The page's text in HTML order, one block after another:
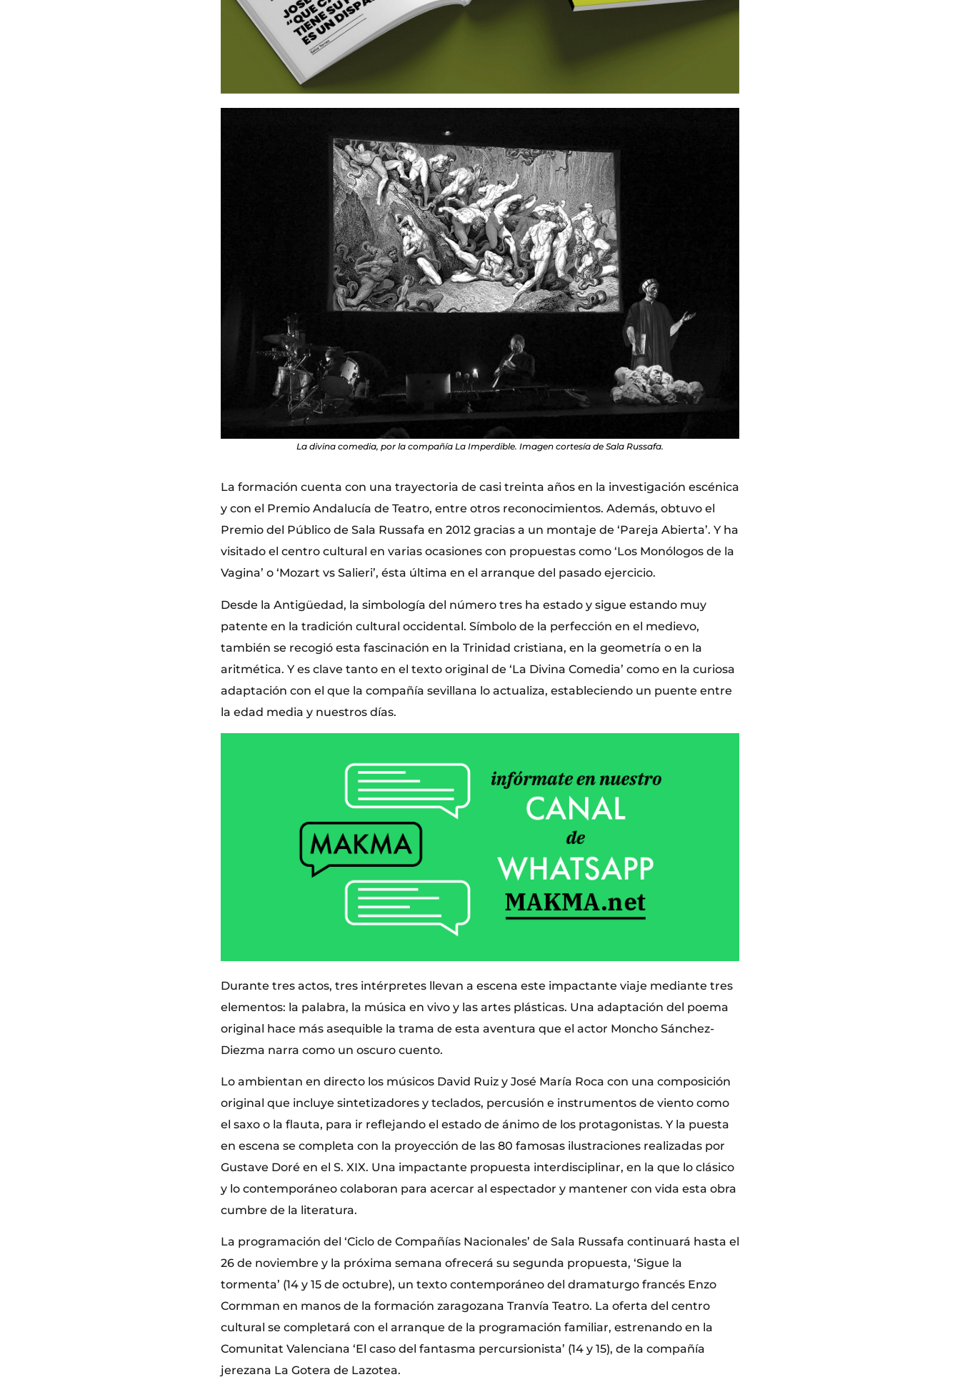
La divina comedia, por la compañía La Imperdible. Imagen cortesía de Sala Russafa.
La formación cuenta con una trayectoria de casi treinta años en la investigación escénica
y con el Premio Andalucía de Teatro, entre otros reconocimientos. Además, obtuvo el
Premio del Público de Sala Russafa en 2012 gracias a un montaje de ‘Pareja Abierta’. Y ha
visitado el centro cultural en varias ocasiones con propuestas como ‘Los Monólogos de la
Vagina’ o ‘Mozart vs Salieri’, ésta última en el arranque del pasado ejercicio.
Desde la Antigüedad, la simbología del número tres ha estado y sigue estando muy
patente en la tradición cultural occidental. Símbolo de la perfección en el medievo,
también se recogió esta fascinación en la Trinidad cristiana, en la geometría o en la
aritmética. Y es clave tanto en el texto original de ‘La Divina Comedia’ como en la curiosa
adaptación con el que la compañía sevillana lo actualiza, estableciendo un puente entre
la edad media y nuestros días.
Durante tres actos, tres intérpretes llevan a escena este impactante viaje mediante tres
elementos: la palabra, la música en vivo y las artes plásticas. Una adaptación del poema
original hace más asequible la trama de esta aventura que el actor Moncho Sánchez-
Diezma narra como un oscuro cuento.
Lo ambientan en directo los músicos David Ruiz y José María Roca con una composición
original que incluye sintetizadores y teclados, percusión e instrumentos de viento como
el saxo o la flauta, para ir reflejando el estado de ánimo de los protagonistas. Y la puesta
en escena se completa con la proyección de las 80 famosas ilustraciones realizadas por
Gustave Doré en el S. XIX. Una impactante propuesta interdisciplinar, en la que lo clásico
y lo contemporáneo colaboran para acercar al espectador y mantener con vida esta obra
cumbre de la literatura.
La programación del ‘Ciclo de Compañías Nacionales’ de Sala Russafa continuará hasta el
26 de noviembre y la próxima semana ofrecerá su segunda propuesta, ‘Sigue la
tormenta’ (14 y 15 de octubre), un texto contemporáneo del dramaturgo francés Enzo
Cormman en manos de la formación zaragozana Tranvía Teatro. La oferta del centro
cultural se completará con el arranque de la programación familiar, estrenando en la
Comunitat Valenciana ‘El caso del fantasma percursionista’ (14 y 15), de la compañía
jerezana La Gotera de Lazotea.